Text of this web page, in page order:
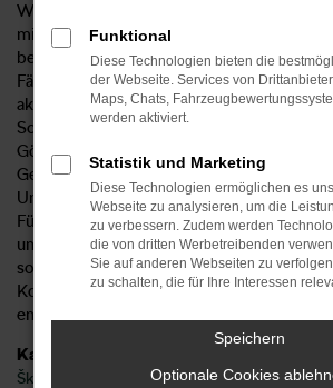
Wer in Göppingen oder der direkten
mit einem Škoda Kodiaq seine Mobilität.
bereits in zahlreichen Tests und
Fähigkeiten unter Beweis gestellt und setzt
aktuellen Modellgeneration Maßstäbe. Wir
Sorg bieten Ihnen den Škoda Kodiaq mit
Göppingen sowohl als Neuwagen als auch
Gebrauchtwagen, Tageszulassung sowie
Unser Unternehmen existiert seit 1959
Fülle an Dienstleistungen rund ums Auto
unter anderem einen erstklassigen
sorgen wir gerne auch nach dem Kauf
Kodiaq stets in Top-Zustand fährt.
entdecken Sie die vielen Vorteile einer
Kategorie
Škoda Kodiaq Neuwagen Göppingen
Funktional
Diese Technologien bieten die
der Webseite. Services von
Maps, Chats,
werden aktiviert.
Statistik und Marketing
Diese Technologien ermöglichen es
Webseite zu analysieren, um die
zu verbessern. Zudem werden
die von dritten Werbetreibenden
Sie auf anderen Webseiten zu
zu schalten, die für Ihre Interessen
Speichern
Optionale Cookies